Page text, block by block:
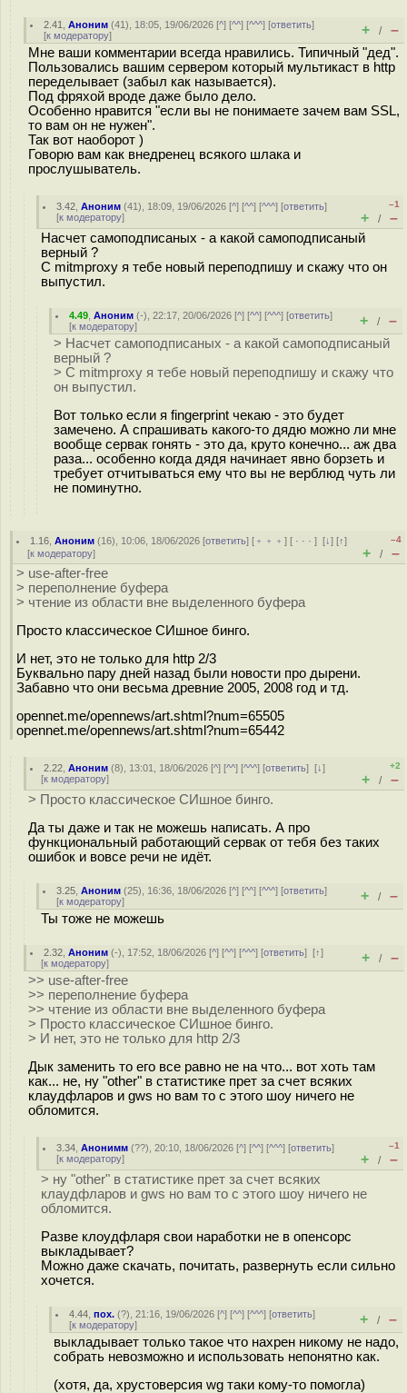
2.41 ,Аноним (41), 18:05, 19/06/2026 [^] [^^] [^^^] [ответить]
[к модератору] + / –
Мне ваши комментарии всегда нравились. Типичный "дед".
Пользовались вашим сервером который мультикаст в http
переделывает (забыл как называется).
Под фряхой вроде даже было дело.
Особенно нравится "если вы не понимаете зачем вам SSL,
то вам он не нужен".
Так вот наоборот )
Говорю вам как внедренец всякого шлака и
прослушыватель.
3.42 ,Аноним (41), 18:09, 19/06/2026 [^] [^^] [^^^] [ответить]
[к модератору]
–1
+ / –
Насчет самоподписаных - а какой самоподписаный
верный ?
С mitmproxy я тебе новый переподпишу и скажу что он
выпустил.
4.49 ,Аноним (-), 22:17, 20/06/2026 [^] [^^] [^^^] [ответить]
[к модератору] + / –
> Насчет самоподписаных - а какой самоподписаный
верный ?
> С mitmproxy я тебе новый переподпишу и скажу что
он выпустил.
Вот только если я fingerprint чекаю - это будет
замечено. А спрашивать какого-то дядю можно ли мне
вообще сервак гонять - это да, круто конечно... аж два
раза... особенно когда дядя начинает явно борзеть и
требует отчитываться ему что вы не верблюд чуть ли
не поминутно.
1.16 ,Аноним (16), 10:06, 18/06/2026 [ответить] [ ﹢﹢﹢] [ · · ·][↓] [↑]
[к модератору]
–4
+ / –
> use-after-free
> переполнение буфера
> чтение из области вне выделенного буфера
Просто классическое СИшное бинго.
И нет, это не только для http 2/3
Буквально пару дней назад были новости про дырени.
Забавно что они весьма древние 2005, 2008 год и тд.
opennet.me/opennews/art.shtml?num=65505
opennet.me/opennews/art.shtml?num=65442
2.22 ,Аноним (8), 13:01, 18/06/2026 [^] [^^] [^^^] [ответить][↓]
[к модератору]
+2
+ / –
> Просто классическое СИшное бинго.
Да ты даже и так не можешь написать. А про
функциональный работающий сервак от тебя без таких
ошибок и вовсе речи не идёт.
3.25 ,Аноним (25), 16:36, 18/06/2026 [^] [^^] [^^^] [ответить]
[к модератору] + / –
Ты тоже не можешь
2.32 ,Аноним (-), 17:52, 18/06/2026 [^] [^^] [^^^] [ответить][↑]
[к модератору] + / –
>> use-after-free
>> переполнение буфера
>> чтение из области вне выделенного буфера
> Просто классическое СИшное бинго.
> И нет, это не только для http 2/3
Дык заменить то его все равно не на что... вот хоть там
как... не, ну "other" в статистике прет за счет всяких
клаудфларов и gws но вам то с этого шоу ничего не
обломится.
3.34 ,Анонимм (??), 20:10, 18/06/2026 [^] [^^] [^^^] [ответить]
[к модератору]
–1
+ / –
> ну "other" в статистике прет за счет всяких
клаудфларов и gws но вам то с этого шоу ничего не
обломится.
Разве клоудфларя свои наработки не в опенсорс
выкладывает?
Можно даже скачать, почитать, развернуть если сильно
хочется.
4.44 ,пох. (?), 21:16, 19/06/2026 [^] [^^] [^^^] [ответить]
[к модератору] + / –
выкладывает только такое что нахрен никому не надо,
собрать невозможно и использовать непонятно как.
(хотя, да, хрустоверсия wg таки кому-то помогла)